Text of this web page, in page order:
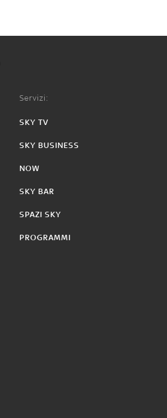
Servizi:
SKY TV
SKY BUSINESS
NOW
SKY BAR
SPAZI SKY
PROGRAMMI